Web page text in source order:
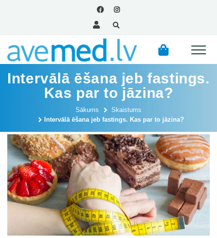
Intervālā ēšana jeb fastings.
Kas par to jāzina?
Sākums
Skaistums
Intervālā ēšana jeb fastings. Kas par to jāzina?